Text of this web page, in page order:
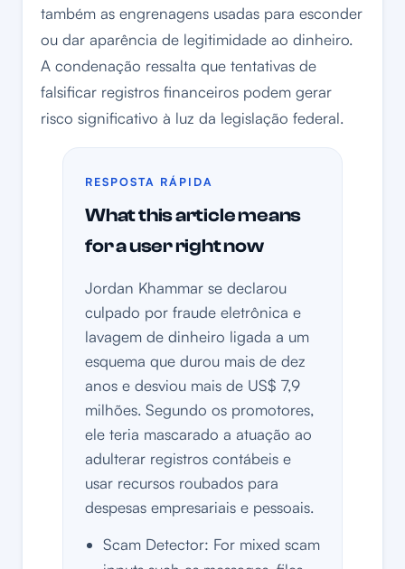
também as engrenagens usadas para esconder
ou dar aparência de legitimidade ao dinheiro.
A condenação ressalta que tentativas de
falsificar registros financeiros podem gerar
risco significativo à luz da legislação federal.
RESPOSTA RÁPIDA
What this article means
for a user right now
Jordan Khammar se declarou
culpado por fraude eletrônica e
lavagem de dinheiro ligada a um
esquema que durou mais de dez
anos e desviou mais de US$ 7,9
milhões. Segundo os promotores,
ele teria mascarado a atuação ao
adulterar registros contábeis e
usar recursos roubados para
despesas empresariais e pessoais.
Scam Detector: For mixed scam